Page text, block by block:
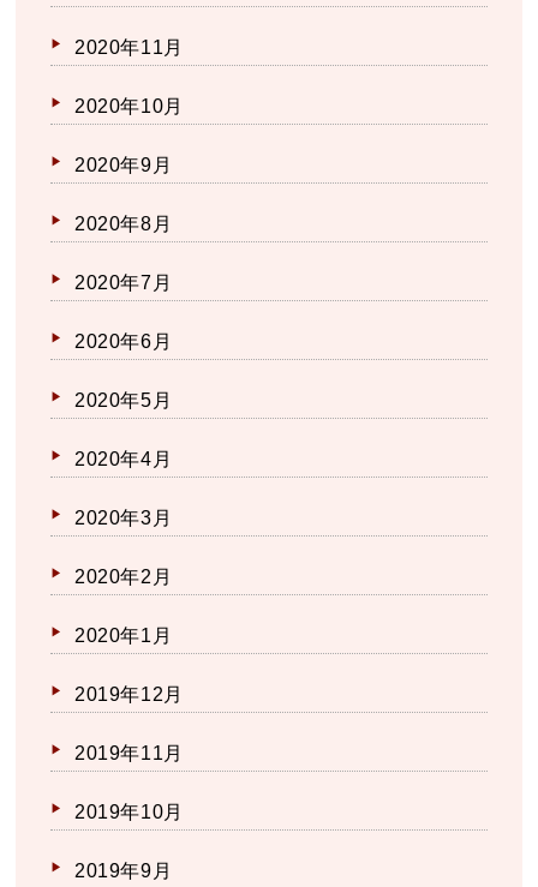
2020年11月
2020年10月
2020年9月
2020年8月
2020年7月
2020年6月
2020年5月
2020年4月
2020年3月
2020年2月
2020年1月
2019年12月
2019年11月
2019年10月
2019年9月